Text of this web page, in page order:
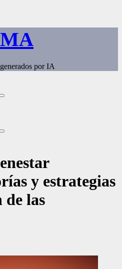
por IA
y estrategias
de las